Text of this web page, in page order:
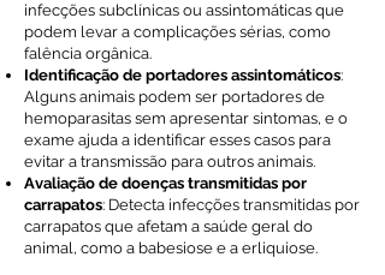
infecções subclínicas ou assintomáticas que
podem levar a complicações sérias, como
falência orgânica.
Identificação de portadores assintomáticos:
Alguns animais podem ser portadores de
hemoparasitas sem apresentar sintomas, e o
exame ajuda a identificar esses casos para
evitar a transmissão para outros animais.
Avaliação de doenças transmitidas por
carrapatos: Detecta infecções transmitidas por
carrapatos que afetam a saúde geral do
animal, como a babesiose e a erliquiose.